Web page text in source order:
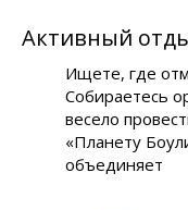
Активный
Ищете, где
Собираетесь
весело
«Планету
объединяет